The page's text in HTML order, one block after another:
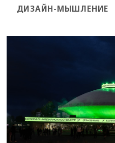
ДИЗАЙН-МЫШЛЕНИЕ